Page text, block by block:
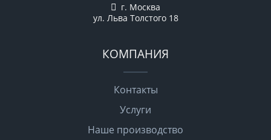
г. Москва
ул. Льва Толстого 18
КОМПАНИЯ
Контакты
Услуги
Наше производство